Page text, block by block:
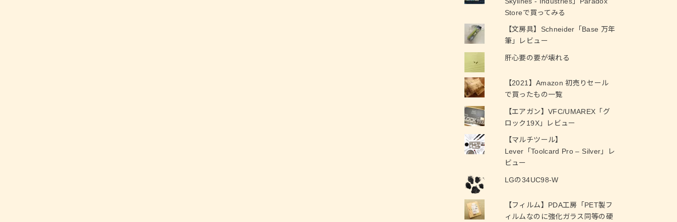
Storeで買ってみる
【文房具】Schneider「Base 万年
筆」レビュー
肝心要の要が壊れる
【2021】Amazon 初売りセール
で買ったもの一覧
【エアガン】VFC/UMAREX「グ
ロック19X」レビュー
【マルチツール】
Lever「Toolcard Pro – Silver」レ
ビュー
LGの34UC98-W
【フィルム】PDA工房「PET製フ
ィルムなのに強化ガラス同等の硬